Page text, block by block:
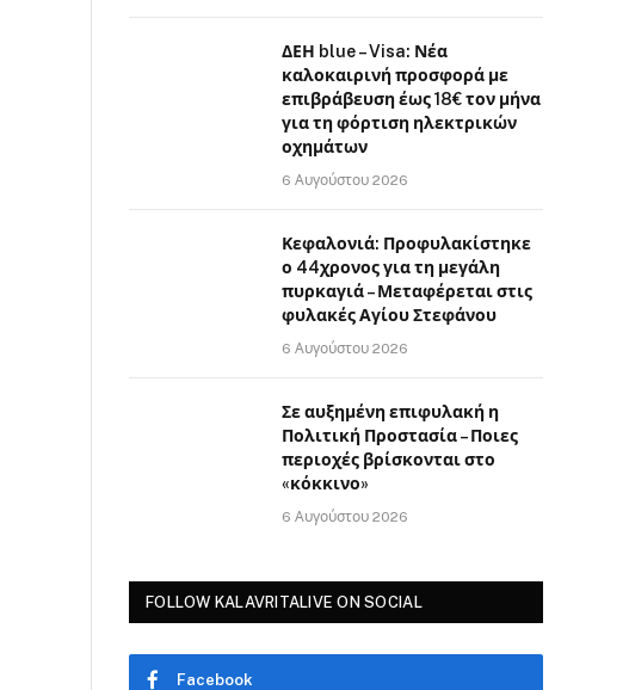
ΔΕΗ blue – Visa: Νέα
καλοκαιρινή προσφορά με
επιβράβευση έως 18€ τον μήνα
για τη φόρτιση ηλεκτρικών
οχημάτων
6 Αυγούστου 2026
Κεφαλονιά: Προφυλακίστηκε
ο 44χρονος για τη μεγάλη
πυρκαγιά – Μεταφέρεται στις
φυλακές Αγίου Στεφάνου
6 Αυγούστου 2026
Σε αυξημένη επιφυλακή η
Πολιτική Προστασία – Ποιες
περιοχές βρίσκονται στο
«κόκκινο»
6 Αυγούστου 2026
FOLLOW KALAVRITALIVE ON SOCIAL
Facebook